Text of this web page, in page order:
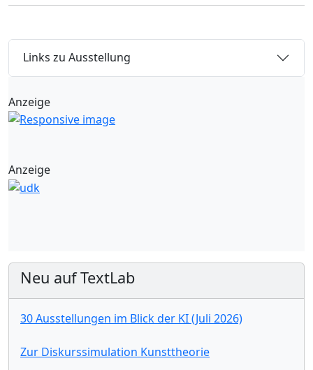
Links zu Ausstellung
Anzeige
Anzeige
Neu auf TextLab
30 Ausstellungen im Blick der KI (Juli 2026)
Zur Diskurssimulation Kunsttheorie